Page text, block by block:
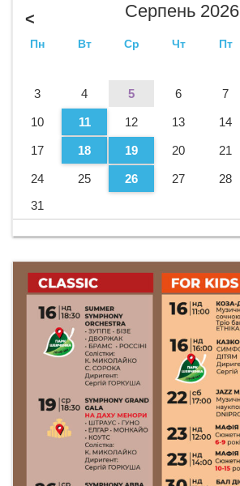
Серпень 2026
<
Пн Вт Ср Чт Пт
3
4 5 6 7
10 11 12 13 14
17 18 19 20 21
24 25 26 27 28
31